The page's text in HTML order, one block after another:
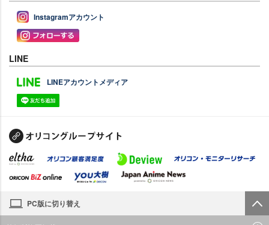
Instagramアカウント
LINE
LINEアカウントメディア
PC版に切り替え